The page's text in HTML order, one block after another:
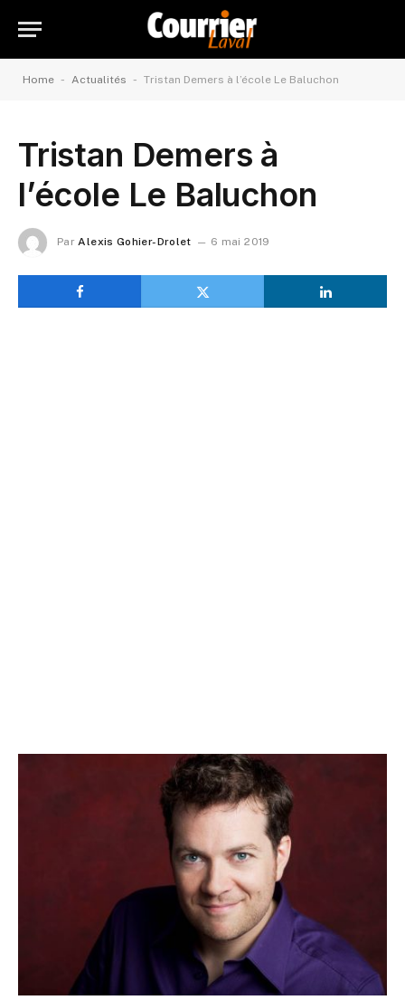
Home - Actualités - Tristan Demers à l’école Le Baluchon
Tristan Demers à
l’école Le Baluchon
Par Alexis Gohier-Drolet 6 mai 2019